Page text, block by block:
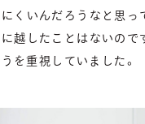
くいんだろうなと思っ
越したことはないので
を重視していました。